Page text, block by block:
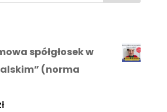
spółgłosek w
(norma